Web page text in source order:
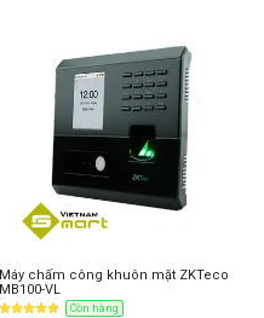
Máy chấm công khuôn mặt ZKTeco
MB100-VL
Còn hàng